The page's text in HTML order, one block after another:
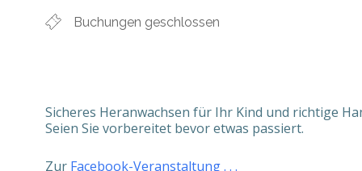
Buchungen geschlossen
Sicheres Heranwachsen für Ihr Kind und richtige
Seien Sie vorbereitet bevor etwas passiert.
Zur Facebook-Veranstaltung . . .